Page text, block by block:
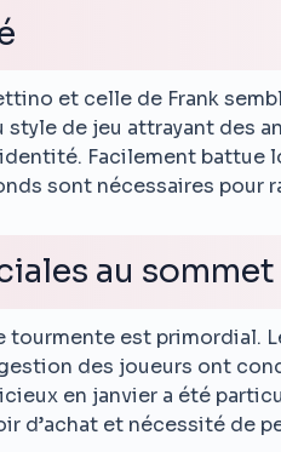
et celle de Frank
de jeu attrayant des
Facilement battue
sont nécessaires pour
au sommet
tourmente est primordial.
des joueurs ont
en janvier a été
d’achat et nécessité de